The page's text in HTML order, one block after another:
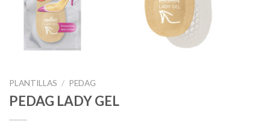
PLANTILLAS / PEDAG
PEDAG LADY GEL